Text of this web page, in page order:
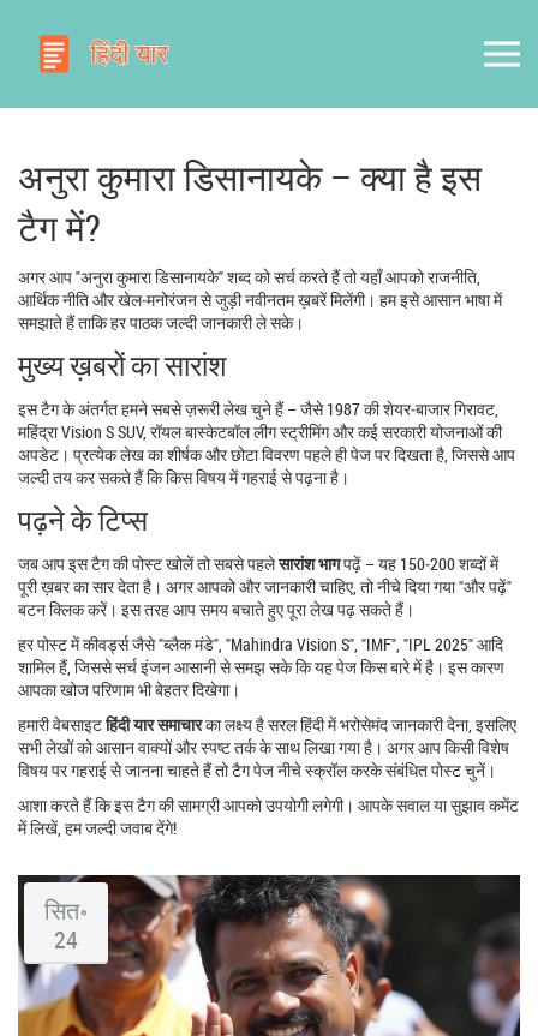
अनुरा कुमारा डिसानायके – क्या है इस
टैग में?
अगर आप "अनुरा कुमारा डिसानायके" शब्द को सर्च करते हैं तो यहाँ आपको राजनीति,
आर्थिक नीति और खेल‑मनोरंजन से जुड़ी नवीनतम ख़बरें मिलेंगी। हम इसे आसान भाषा में
समझाते हैं ताकि हर पाठक जल्दी जानकारी ले सके।
मुख्य ख़बरों का सारांश
इस टैग के अंतर्गत हमने सबसे ज़रूरी लेख चुने हैं – जैसे 1987 की शेयर‑बाजार गिरावट,
महिंद्रा Vision S SUV, रॉयल बास्केटबॉल लीग स्ट्रीमिंग और कई सरकारी योजनाओं की
अपडेट। प्रत्येक लेख का शीर्षक और छोटा विवरण पहले ही पेज पर दिखता है, जिससे आप
जल्दी तय कर सकते हैं कि किस विषय में गहराई से पढ़ना है।
पढ़ने के टिप्स
जब आप इस टैग की पोस्ट खोलें तो सबसे पहलेसारांश भागपढ़ें – यह 150‑200 शब्दों में
पूरी ख़बर का सार देता है। अगर आपको और जानकारी चाहिए, तो नीचे दिया गया "और पढ़ें"
बटन क्लिक करें। इस तरह आप समय बचाते हुए पूरा लेख पढ़ सकते हैं।
हर पोस्ट में कीवर्ड्स जैसे "ब्लैक मंडे", "Mahindra Vision S", "IMF", "IPL 2025" आदि
शामिल हैं, जिससे सर्च इंजन आसानी से समझ सके कि यह पेज किस बारे में है। इस कारण
आपका खोज परिणाम भी बेहतर दिखेगा।
हमारी वेबसाइटहिंदी यार समाचारका लक्ष्य है सरल हिंदी में भरोसेमंद जानकारी देना, इसलिए
सभी लेखों को आसान वाक्यों और स्पष्ट तर्क के साथ लिखा गया है। अगर आप किसी विशेष
विषय पर गहराई से जानना चाहते हैं तो टैग पेज नीचे स्क्रॉल करके संबंधित पोस्ट चुनें।
आशा करते हैं कि इस टैग की सामग्री आपको उपयोगी लगेगी। आपके सवाल या सुझाव कमेंट
में लिखें, हम जल्दी जवाब देंगे!
सित॰
24